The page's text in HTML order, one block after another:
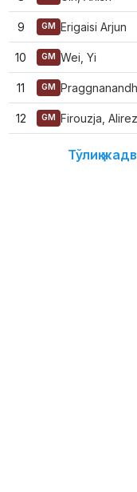
9 GM Erigaisi Arjun
10 GM Wei, Yi
11 GM
12 GM Firouzja,
Тўлиқ